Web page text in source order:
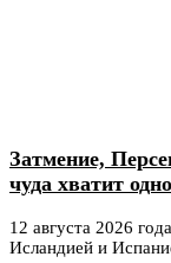
Затмение,
чуда хватит
12 августа 2026
Исландией и